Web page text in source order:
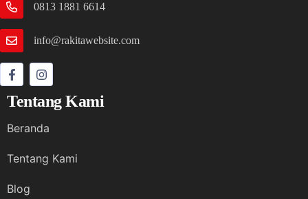
0813 1881 6614
info@rakitawebsite.com
Tentang Kami
Beranda
Tentang Kami
Blog